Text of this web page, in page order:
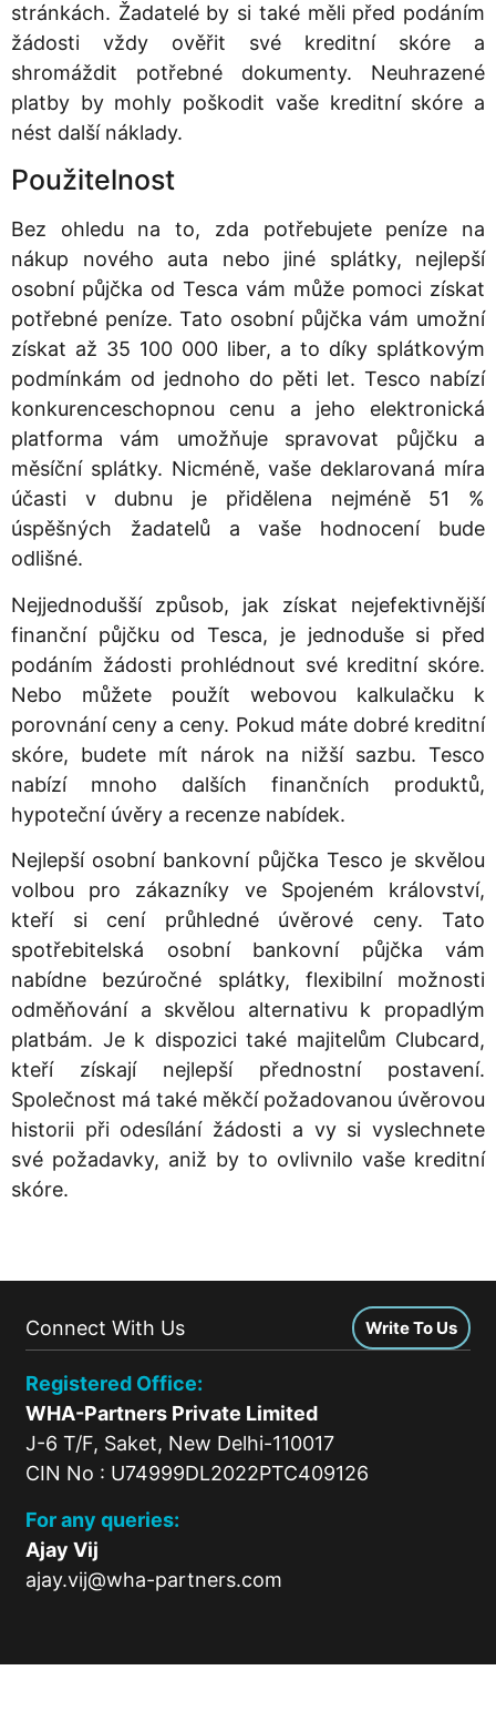
stránkách. Žadatelé by si také měli před podáním
žádosti vždy ověřit své kreditní skóre a
shromáždit potřebné dokumenty. Neuhrazené
platby by mohly poškodit vaše kreditní skóre a
nést další náklady.
Použitelnost
Bez ohledu na to, zda potřebujete peníze na
nákup nového auta nebo jiné splátky, nejlepší
osobní půjčka od Tesca vám může pomoci získat
potřebné peníze. Tato osobní půjčka vám umožní
získat až 35 100 000 liber, a to díky splátkovým
podmínkám od jednoho do pěti let. Tesco nabízí
konkurenceschopnou cenu a jeho elektronická
platforma vám umožňuje spravovat půjčku a
měsíční splátky. Nicméně, vaše deklarovaná míra
účasti v dubnu je přidělena nejméně 51 %
úspěšných žadatelů a vaše hodnocení bude
odlišné.
Nejjednodušší způsob, jak získat nejefektivnější
finanční půjčku od Tesca, je jednoduše si před
podáním žádosti prohlédnout své kreditní skóre.
Nebo můžete použít webovou kalkulačku k
porovnání ceny a ceny. Pokud máte dobré kreditní
skóre, budete mít nárok na nižší sazbu. Tesco
nabízí mnoho dalších finančních produktů,
hypoteční úvěry a recenze nabídek.
Nejlepší osobní bankovní půjčka Tesco je skvělou
volbou pro zákazníky ve Spojeném království,
kteří si cení průhledné úvěrové ceny. Tato
spotřebitelská osobní bankovní půjčka vám
nabídne bezúročné splátky, flexibilní možnosti
odměňování a skvělou alternativu k propadlým
platbám. Je k dispozici také majitelům Clubcard,
kteří získají nejlepší přednostní postavení.
Společnost má také měkčí požadovanou úvěrovou
historii při odesílání žádosti a vy si vyslechnete
své požadavky, aniž by to ovlivnilo vaše kreditní
skóre.
Connect With Us Write To Us
Registered Office:
WHA-Partners Private Limited
J-6 T/F, Saket, New Delhi-110017
CIN No : U74999DL2022PTC409126
For any queries:
Ajay Vij
ajay.vij@wha-partners.com